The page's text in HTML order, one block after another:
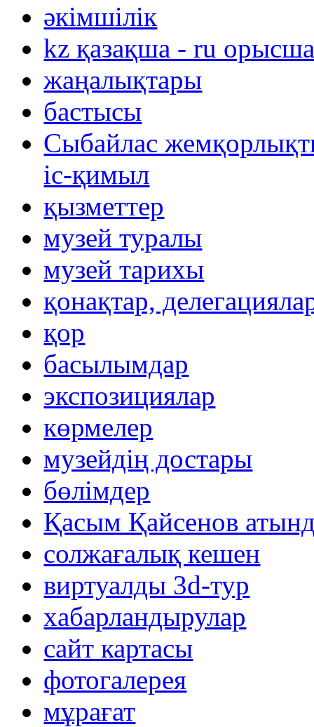
әкімшілік
kz қазақша - ru
жаңалықтары
бастысы
Сыбайлас
іс-қимыл
қызметтер
музей туралы
музей тарихы
қонақтар,
қор
басылымдар
экспозициялар
көрмелер
музейдің достары
бөлімдер
Қасым Қайсенов
солжағалық кешен
виртуалды 3d-тур
xабарландырулар
сайт картасы
фотогалерея
мұрағат